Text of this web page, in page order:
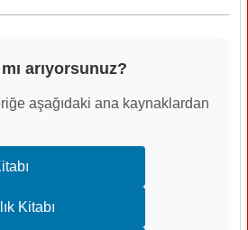
arıyorsunuz?
aşağıdaki ana kaynaklardan
Kitabı